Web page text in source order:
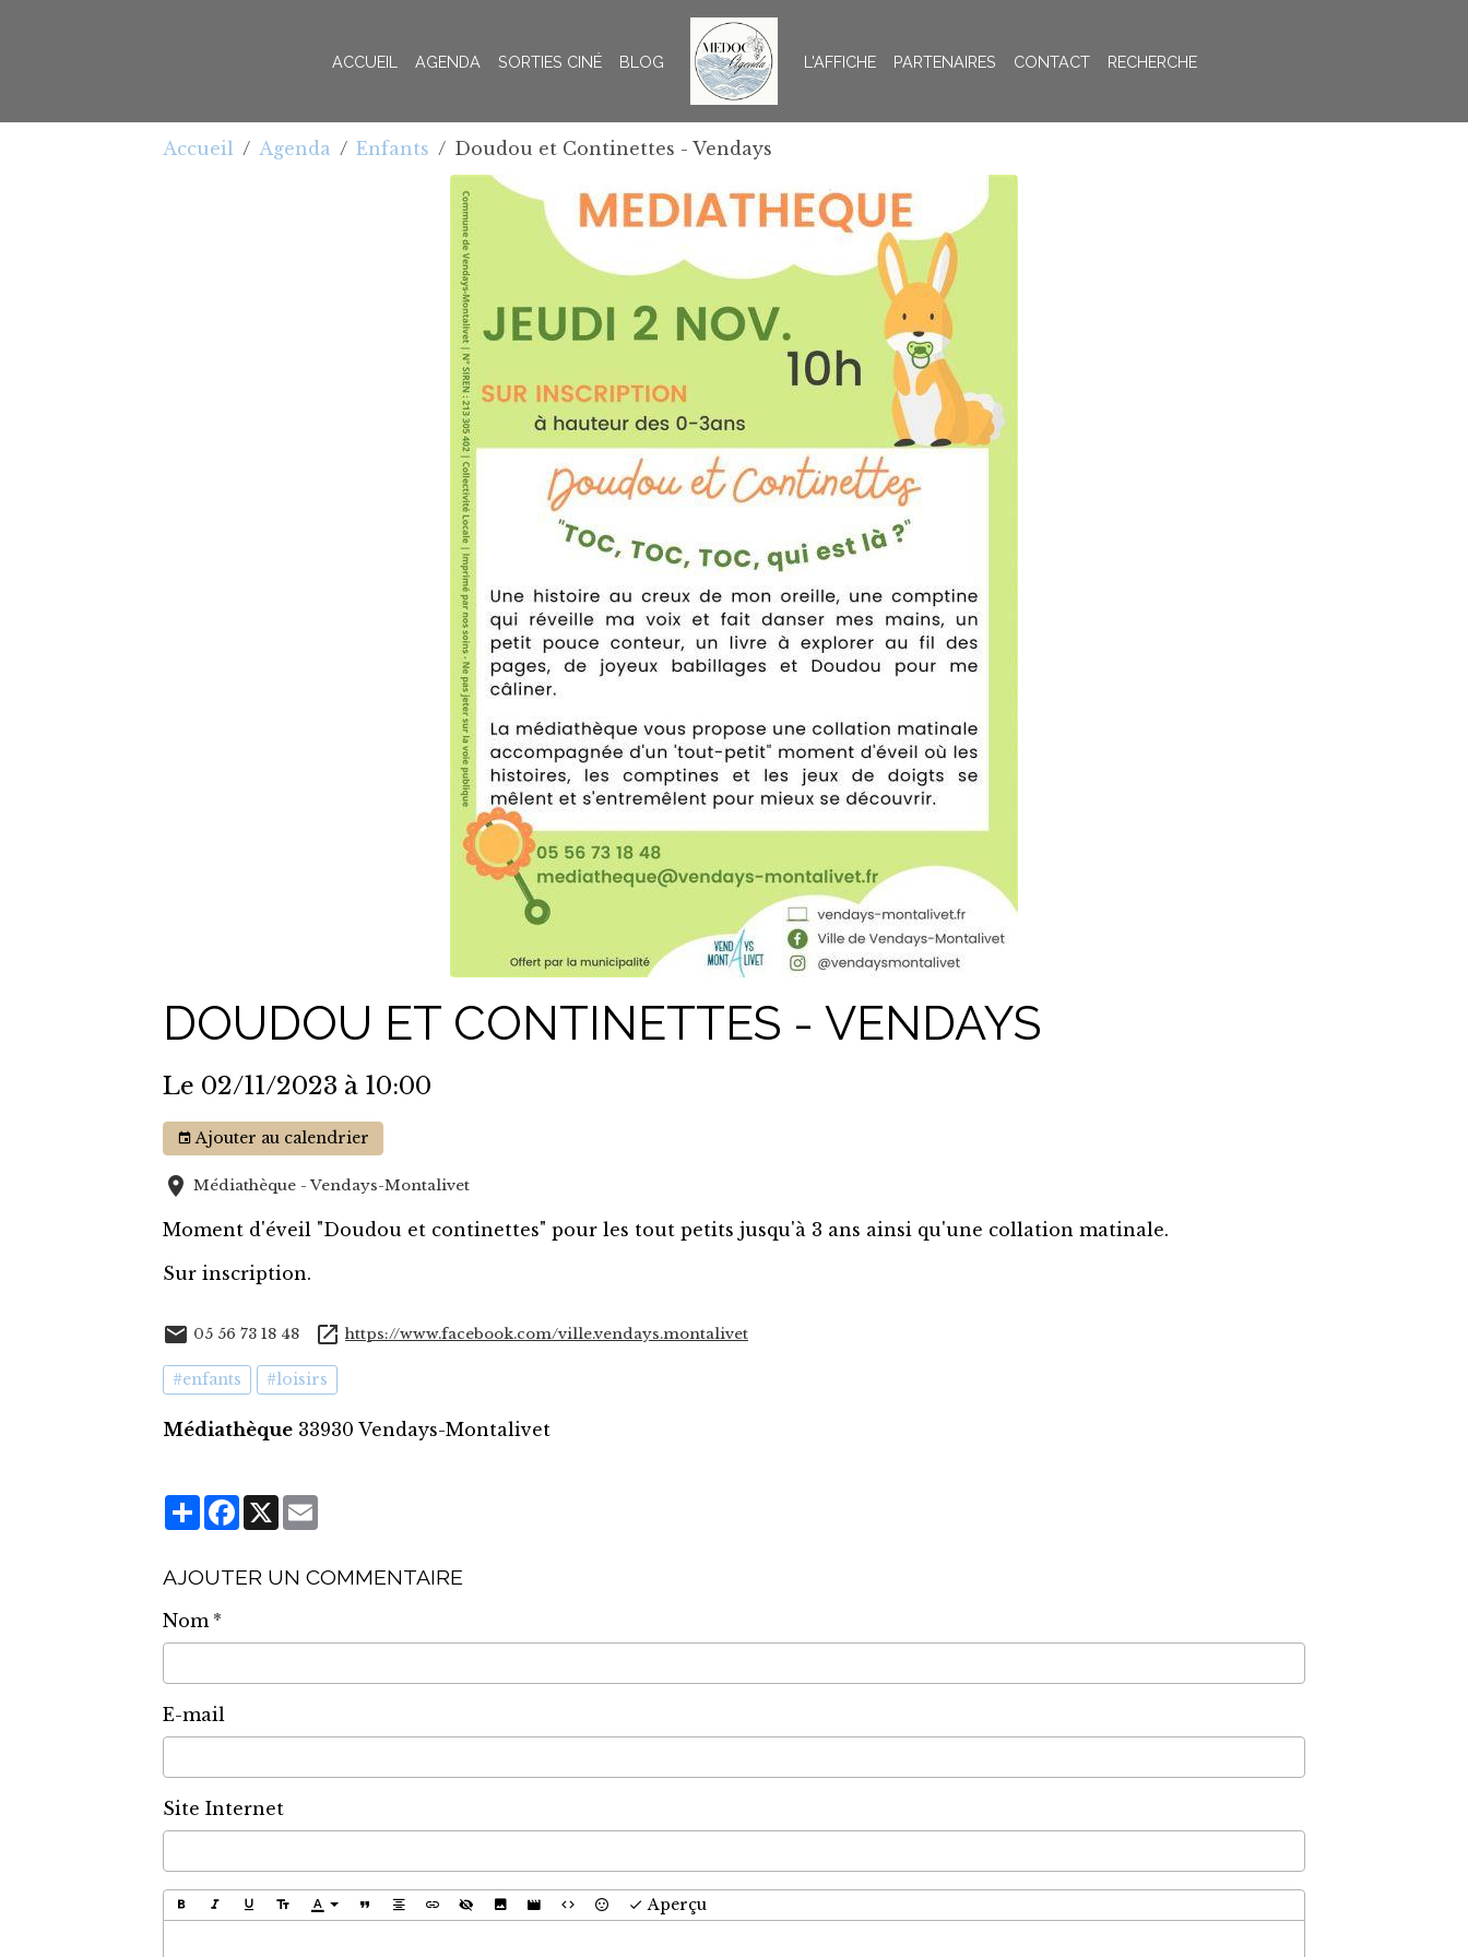
ACCUEIL AGENDA SORTIES CINÉ BLOG L'AFFICHE PARTENAIRES CONTACT RECHERCHE
Accueil Agenda Enfants Doudou et Continettes - Vendays
DOUDOU ET CONTINETTES - VENDAYS
Le 02/11/2023 à 10:00
Ajouter au calendrier
Médiathèque - Vendays-Montalivet
Moment d'éveil "Doudou et continettes" pour les tout petits jusqu'à 3 ans ainsi qu'une collation matinale.
Sur inscription.
05 56 73 18 48 https://www.facebook.com/ville.vendays.montalivet
#enfants #loisirs
Médiathèque 33930 Vendays-Montalivet
PartagerFacebook
X
AJOUTER UN COMMENTAIRE
Nom
E-mail
Site Internet
Aperçu